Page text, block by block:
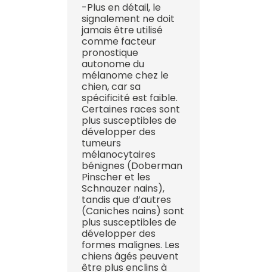
-Plus en détail, le
signalement ne doit
jamais être utilisé
comme facteur
pronostique
autonome du
mélanome chez le
chien, car sa
spécificité est faible.
Certaines races sont
plus susceptibles de
développer des
tumeurs
mélanocytaires
bénignes (Doberman
Pinscher et les
Schnauzer nains),
tandis que d’autres
(Caniches nains) sont
plus susceptibles de
développer des
formes malignes. Les
chiens âgés peuvent
être plus enclins à